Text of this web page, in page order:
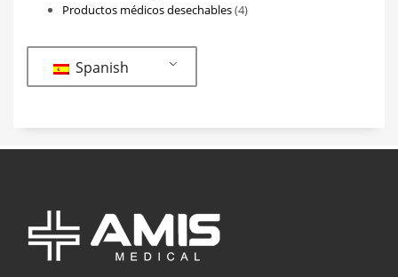
productos
Productos médicos desechables 44
Spanish